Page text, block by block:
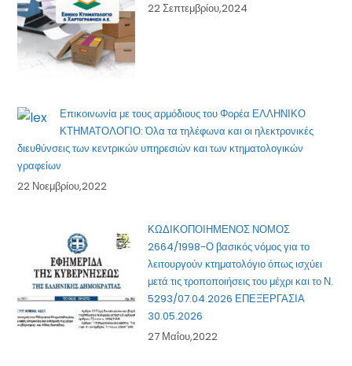
22 Σεπτεμβρίου,2024
Επικοινωνία με τους αρμόδιους του Φορέα ΕΛΛΗΝΙΚΟ
ΚΤΗΜΑΤΟΛΟΓΙΟ: Όλα τα τηλέφωνα και οι ηλεκτρονικές
διευθύνσεις των κεντρικών υπηρεσιών και των κτηματολογικών
γραφείων
22 Νοεμβρίου,2022
ΚΩΔΙΚΟΠΟΙΗΜΕΝΟΣ ΝΟΜΟΣ
2664/1998-Ο βασικός νόμος για το
λειτουργούν κτηματολόγιο όπως ισχύει
μετά τις τροποποιήσεις του μέχρι και το Ν.
5293/07.04.2026 ΕΠΕΞΕΡΓΑΣΙΑ
30.05.2026
27 Μαΐου,2022